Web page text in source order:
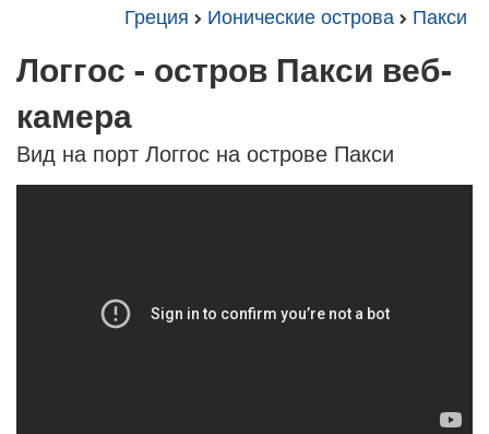
Греция Ионические острова Пакси
Логгос - остров Пакси веб-
камера
Вид на порт Логгос на острове Пакси